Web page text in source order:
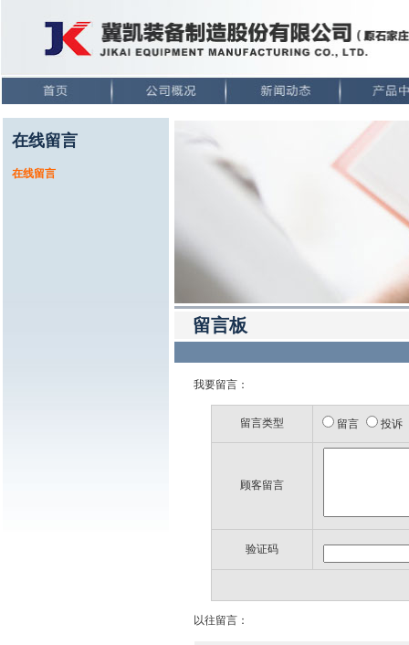
在线留言
在线留言
留言板
我要留言：
留言类型 留言 投诉
顾客留言
验证码
以往留言：